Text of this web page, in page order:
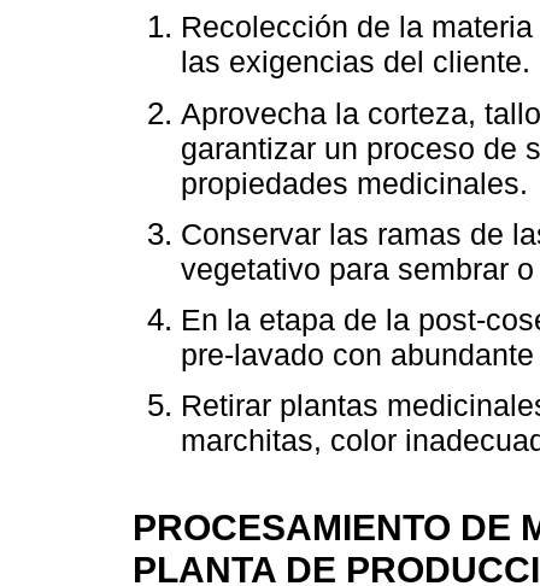
Recolección de la
las exigencias del cliente.
Aprovecha la corteza,
garantizar un proceso de
propiedades medicinales.
Conservar las ramas de
vegetativo para sembrar
En la etapa de la post-
pre-lavado con
Retirar plantas
marchitas, color
PROCESAMIENTO DE
PLANTA DE